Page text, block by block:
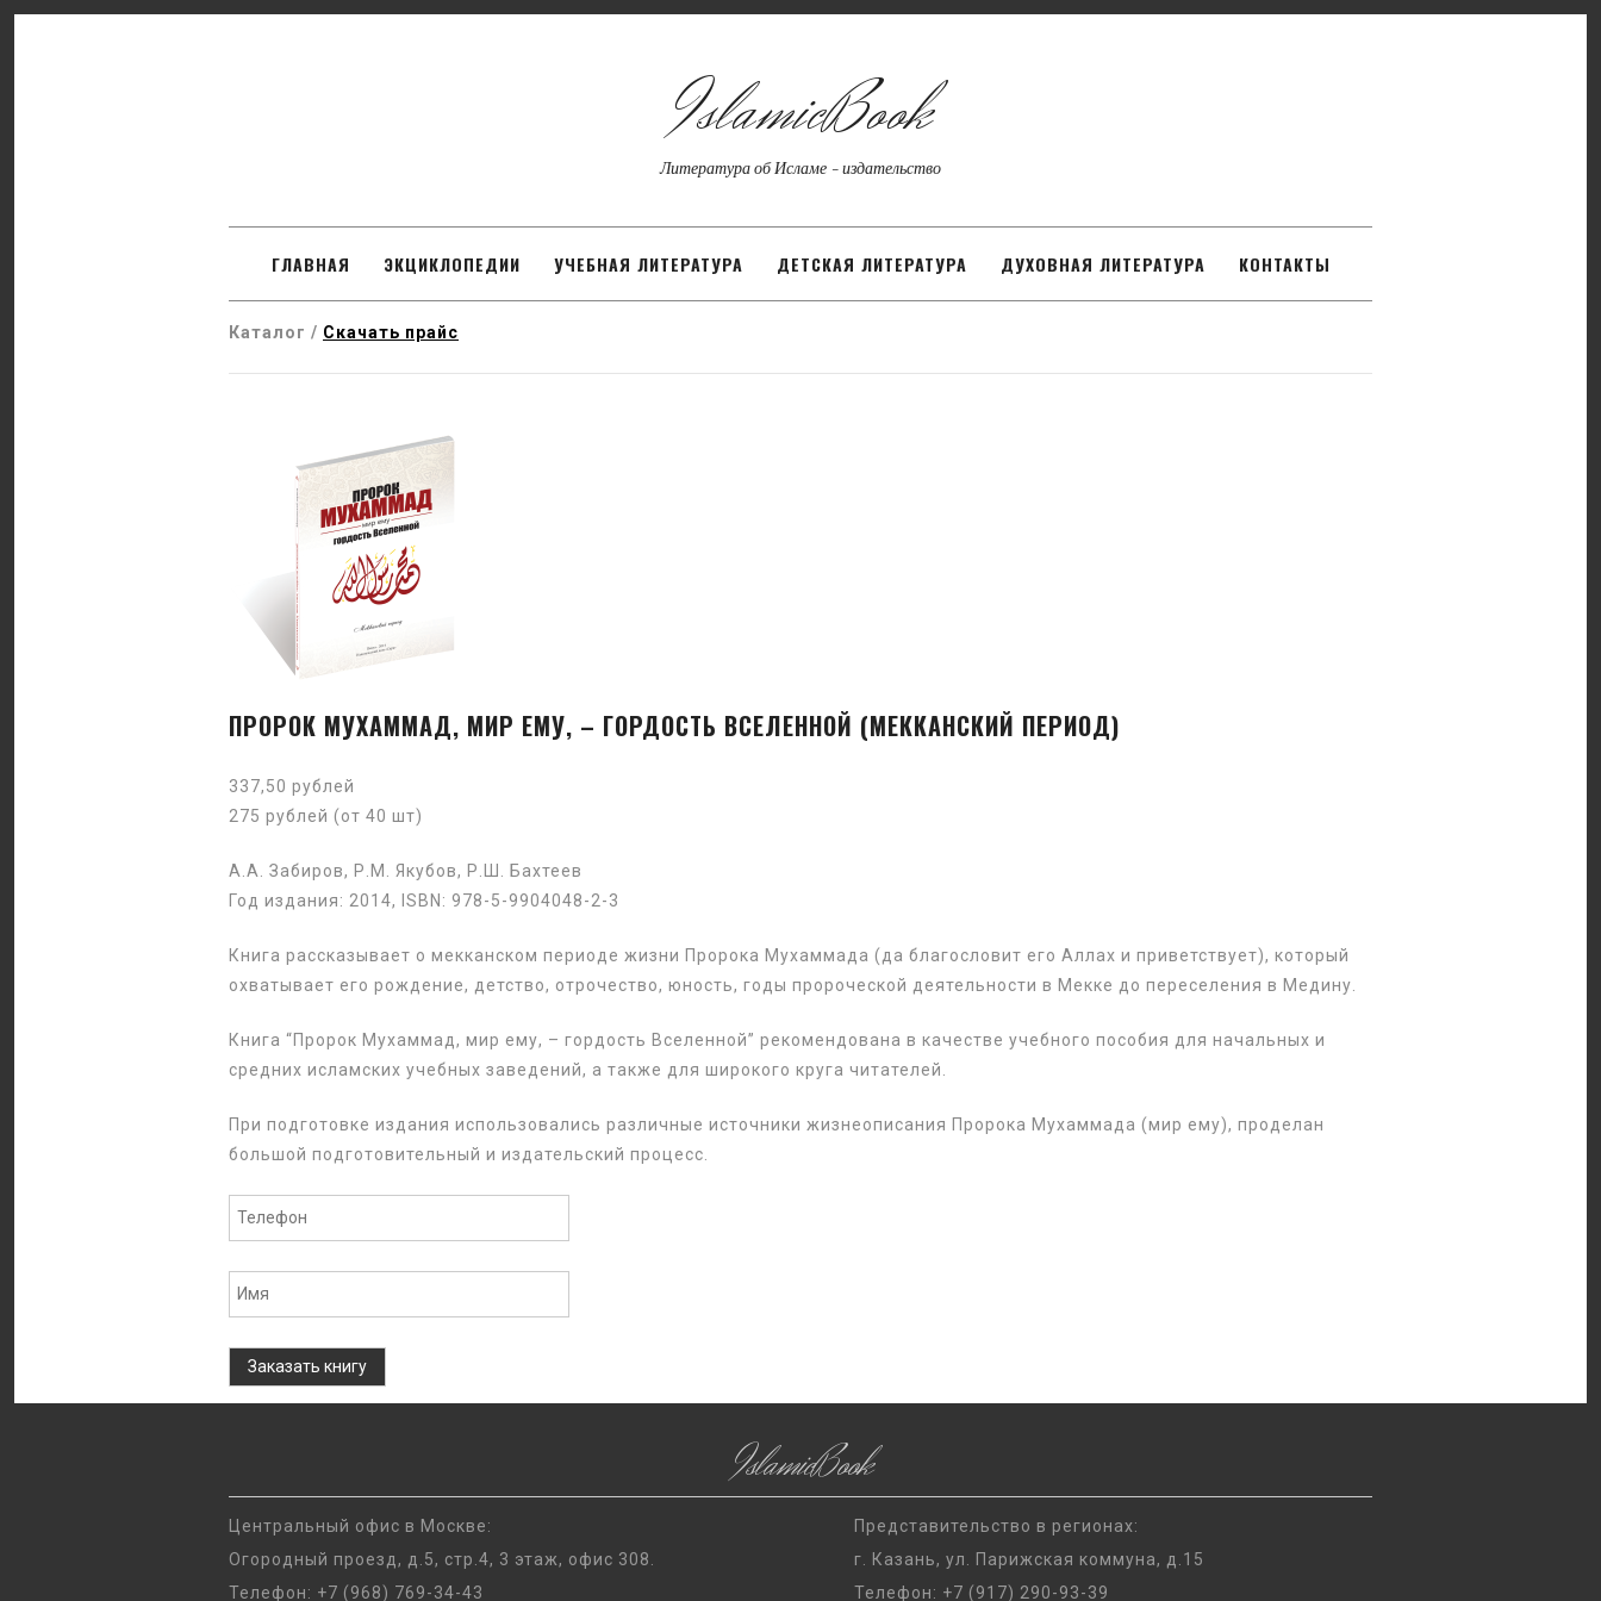
IslamicBook
Литература об Исламе - издательство
SKIP TO CONTENT
ГЛАВНАЯ ЭКЦИКЛОПЕДИИ УЧЕБНАЯ ЛИТЕРАТУРА ДЕТСКАЯ ЛИТЕРАТУРА ДУХОВНАЯ ЛИТЕРАТУРА КОНТАКТЫ
Каталог / Скачать прайс
ПРОРОК МУХАММАД, МИР ЕМУ, – ГОРДОСТЬ ВСЕЛЕННОЙ (МЕККАНСКИЙ ПЕРИОД)
337,50 рублей
275 рублей (от 40 шт)
А.А. Забиров, Р.М. Якубов, Р.Ш. Бахтеев
Год издания: 2014, ISBN: 978-5-9904048-2-3
Книга рассказывает о мекканском периоде жизни Пророка Мухаммада (да благословит его Аллах и приветствует), который
охватывает его рождение, детство, отрочество, юность, годы пророческой деятельности в Мекке до переселения в Медину.
Книга “Пророк Мухаммад, мир ему, – гордость Вселенной” рекомендована в качестве учебного пособия для начальных и
средних исламских учебных заведений, а также для широкого круга читателей.
При подготовке издания использовались различные источники жизнеописания Пророка Мухаммада (мир ему), проделан
большой подготовительный и издательский процесс.
Заказать книгу
IslamicBook
Центральный офис в Москве:
Огородный проезд, д.5, стр.4, 3 этаж, офис 308.
Телефон: +7 (968) 769-34-43
Представительство в регионах:
г. Казань, ул. Парижская коммуна, д.15
Телефон: +7 (917) 290-93-39